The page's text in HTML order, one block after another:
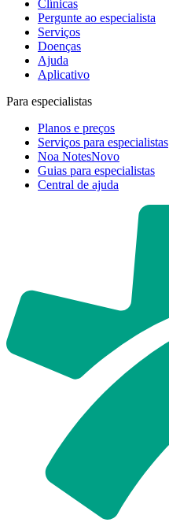
Clínicas
Pergunte ao especialista
Serviços
Doenças
Ajuda
Aplicativo
Para especialistas
Planos e preços
Serviços para especialistas
Noa NotesNovo
Guias para especialistas
Central de ajuda